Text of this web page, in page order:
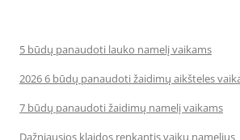
5 būdų panaudoti lauko namelį vaikams
2026 6 būdų panaudoti žaidimų aikšteles
7 būdų panaudoti žaidimų namelį vaikams
Dažniausios klaidos renkantis vaikų namelius